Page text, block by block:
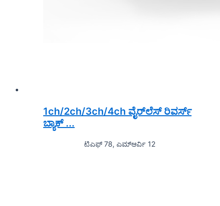
1ch/2ch/3ch/4ch ವೈರ್‌ಲೆಸ್ ರಿವರ್ಸ್
ಬ್ಯಾಕ್ ...
ಟಿಎಫ್ 78, ಎಮ್ಆರ್ವಿ 12